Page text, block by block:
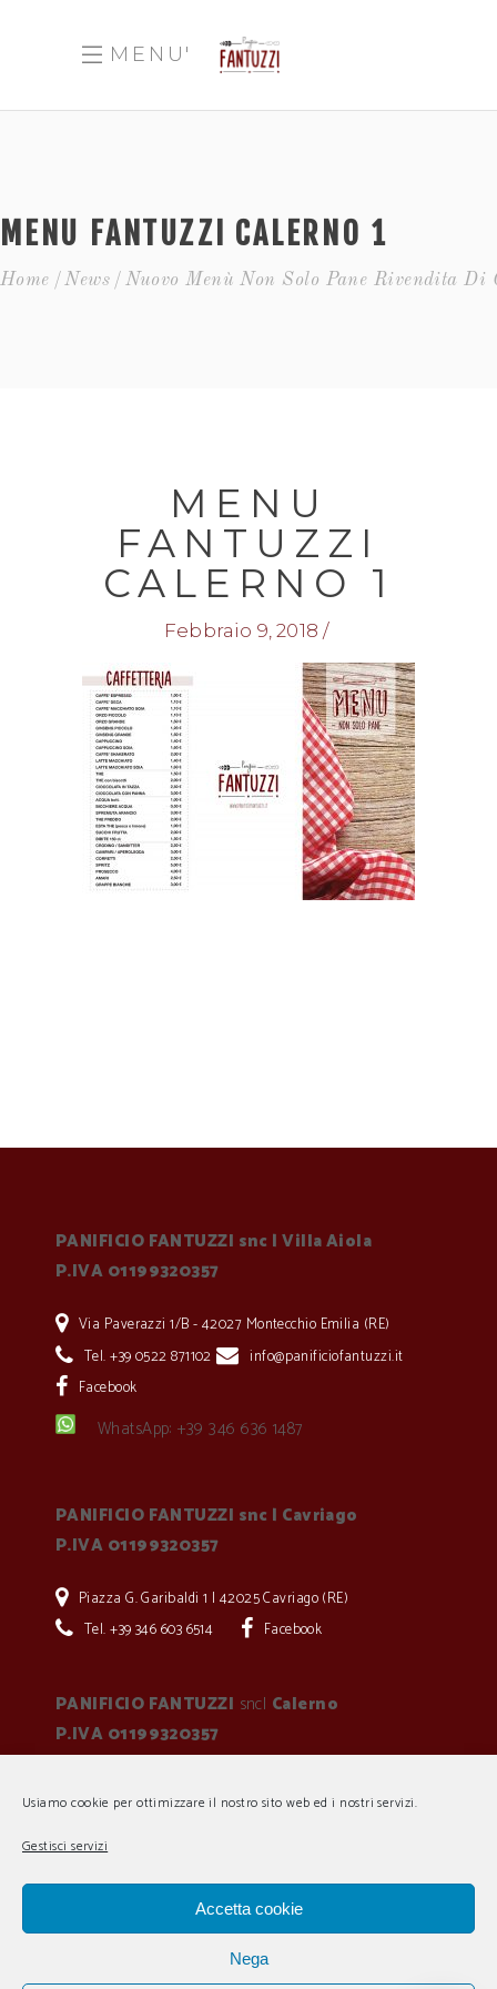
Usiamo cookie per ottimizzare il nostro sito web ed i nostri servizi.
Gestisci servizi
Accetta cookie
Nega
MENU'
MENU FANTUZZI CALERNO 1
Home News Nuovo Menù Non Solo Pane Rivendita Di
MENU
FANTUZZI
CALERNO 1
Febbraio 9, 2018
PANIFICIO FANTUZZI snc | Villa Aiola
P.IVA 01199320357
Via Paverazzi 1/B - 42027 Montecchio Emilia (RE)
Tel. +39 0522 871102
info@panificiofantuzzi.it
Facebook
WhatsApp: +39 346 636 1487
PANIFICIO FANTUZZI snc | Cavriago
P.IVA 01199320357
Piazza G. Garibaldi 1 | 42025 Cavriago (RE)
Tel. +39 346 603 6514
Facebook
PANIFICIO FANTUZZI snc| Calerno
P.IVA 01199320357